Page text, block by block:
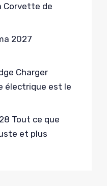
Corvette de
2027
Charger
électrique est le
Tout ce que
et plus